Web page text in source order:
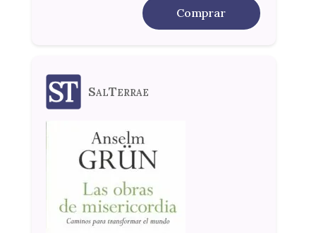
Comprar
SalTerrae